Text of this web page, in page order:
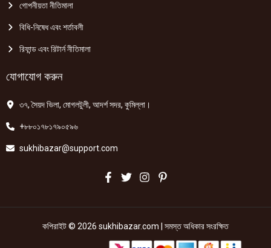
গোপনীয়তা নীতিমালা
বিধি-নিষেধ এবং শর্তাবলী
রিফান্ড এবং রিটার্ন নীতিমালা
যোগাযোগ করুন
৩৭, সৈয়দ ভিলা, মোগলটুলী, আদর্শ সদর, কুমিল্লা।
+৮৮০১৭৮১৭৯০৫৯৬
sukhibazar@support.com
কপিরাইট © 2026 sukhibazar.com | সমস্ত অধিকার সংরক্ষিত